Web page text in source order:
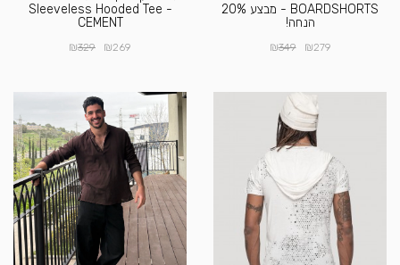
BOARDSHORTS - מבצע 20%
הנחה!
₪279
₪349
Sleeveless Hooded Tee -
CEMENT
₪269
₪329